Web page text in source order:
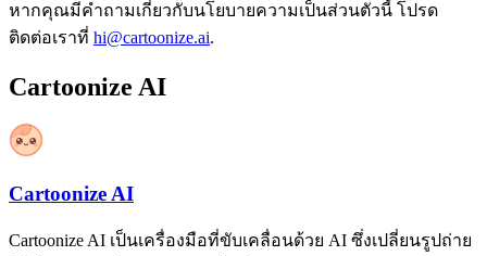
หากคุณมีคำถามเกี่ยวกับนโยบายความเป็นส่วนตัวนี้ โปรด
ติดต่อเราที่ hi@cartoonize.ai.
Cartoonize AI
Cartoonize AI
Cartoonize AI เป็นเครื่องมือที่ขับเคลื่อนด้วย AI ซึ่งเปลี่ยนรูปถ่าย